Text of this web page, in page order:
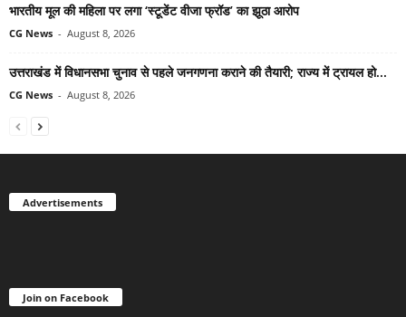
भारतीय मूल की महिला पर लगा ‘स्टूडेंट वीजा फ्रॉड’ का झूठा आरोप
CG News - August 8, 2026
उत्तराखंड में विधानसभा चुनाव से पहले जनगणना कराने की तैयारी; राज्य में ट्रायल हो...
CG News - August 8, 2026
Advertisements
Join on Facebook